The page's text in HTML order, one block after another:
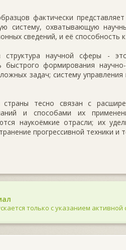
фактически
систему, охватывающую
сведений, и её
структура научной сферы -
формирования научно-
задач; систему
страны тесно связан с
и способами их
наукоёмкие отрасли; их
прогрессивной техники и
только с указанием активной